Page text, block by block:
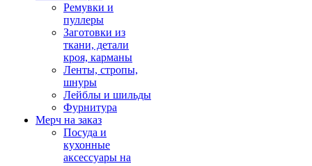
Ремувки и
пуллеры
Заготовки из
ткани, детали
кроя, карманы
Ленты, стропы,
шнуры
Лейблы и шильды
Фурнитура
Мерч на заказ
Посуда и
кухонные
аксессуары на